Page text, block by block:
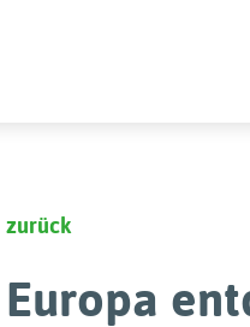
zurück
Europa